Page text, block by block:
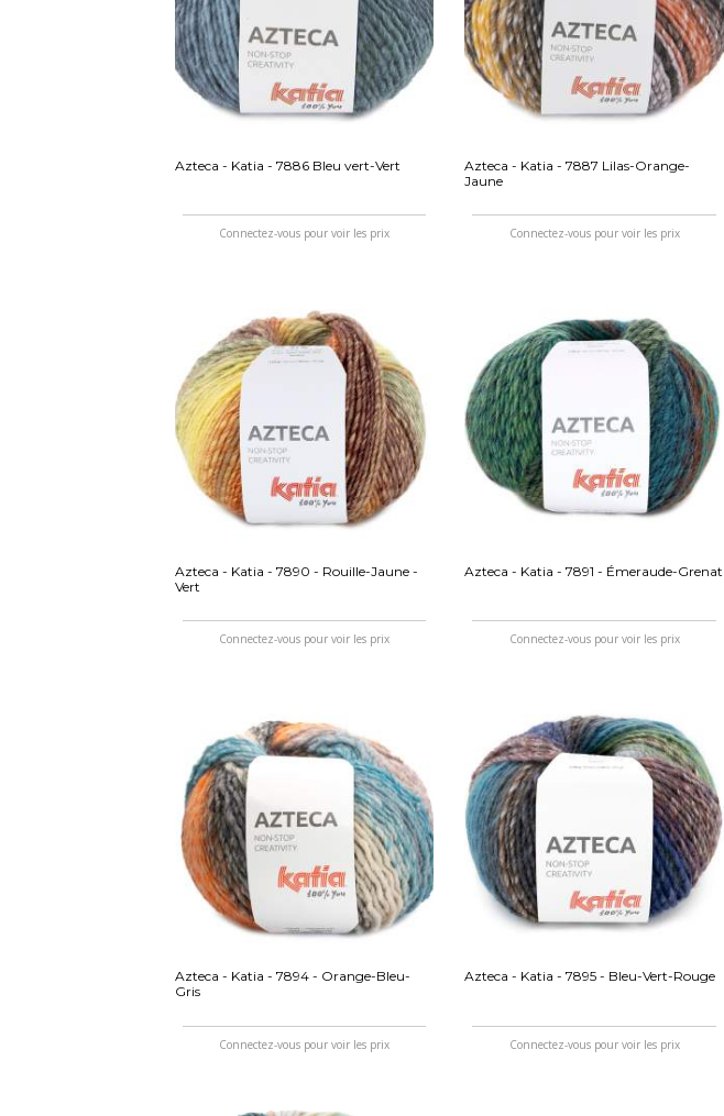
Azteca - Katia - 7886 Bleu vert-Vert
Connectez-vous pour voir les prix
Azteca - Katia - 7887 Lilas-Orange-
Jaune
Connectez-vous pour voir les prix
Azteca - Katia - 7890 - Rouille-Jaune -
Vert
Connectez-vous pour voir les prix
Azteca - Katia - 7891 - Émeraude-Grenat
Connectez-vous pour voir les prix
Azteca - Katia - 7894 - Orange-Bleu-
Gris
Connectez-vous pour voir les prix
Azteca - Katia - 7895 - Bleu-Vert-Rouge
Connectez-vous pour voir les prix